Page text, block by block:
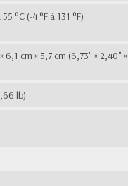
°C (-4 °F à 131 °F)
6,1 cm × 5,7 cm (6,73" × 2,40" ×
lb)